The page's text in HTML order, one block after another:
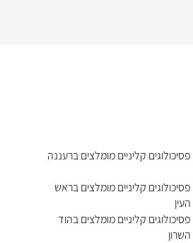
פסיכולוגים קליניים מומלצים ברעננה
פסיכולוגים קליניים מומלצים בראש
העין
פסיכולוגים קליניים מומלצים בהוד
השרון